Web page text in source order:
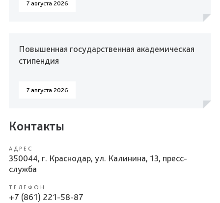
7 августа 2026
Повышенная государственная академическая
стипендия
7 августа 2026
Контакты
АДРЕС
350044, г. Краснодар, ул. Калинина, 13, пресс-
служба
ТЕЛЕФОН
+7 (861) 221-58-87